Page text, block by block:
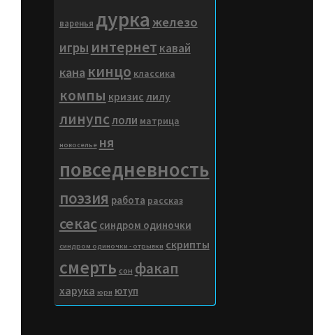
варенья дурка железо
игры интернет кавай
кана кинцо классика
компы кризис лилу
линупслоли матрица
новоселье ня
повседневность
поэзия работа рассказ
секас синдром одиночки
синдром одиночки - отрывки скрипты
смерть сон факап
харука юри ютуп